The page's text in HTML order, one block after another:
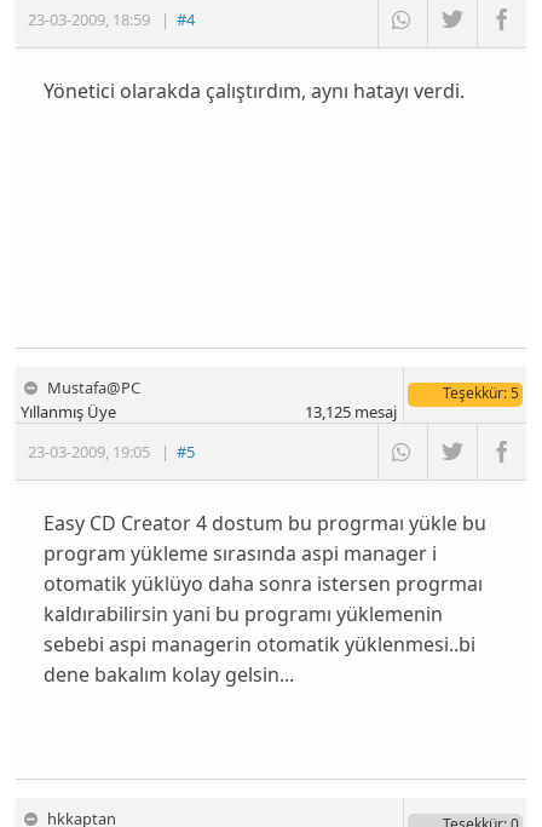
23-03-2009, 18:59 |#4
Yönetici olarakda çalıştırdım, aynı hatayı verdi.
Mustafa@PC
23-03-2009, 19:05 |#5
Yıllanmış Üye
Teşekkür: 5
13,125mesaj
Easy CD Creator 4 dostum bu progrmaı yükle bu
program yükleme sırasında aspi manager i
otomatik yüklüyo daha sonra istersen progrmaı
kaldırabilirsin yani bu programı yüklemenin
sebebi aspi managerin otomatik yüklenmesi..bi
dene bakalım kolay gelsin...
hkkaptan